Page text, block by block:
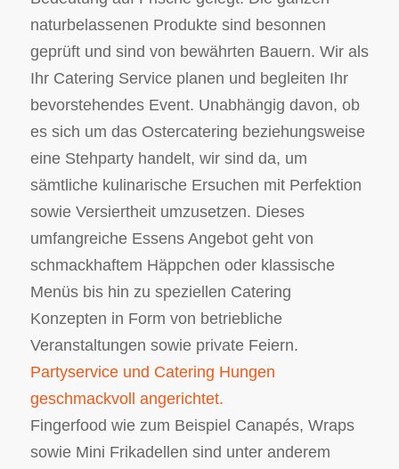
naturbelassenen Produkte sind besonnen
geprüft und sind von bewährten Bauern. Wir als
Ihr Catering Service planen und begleiten Ihr
bevorstehendes Event. Unabhängig davon, ob
es sich um das Ostercatering beziehungsweise
eine Stehparty handelt, wir sind da, um
sämtliche kulinarische Ersuchen mit Perfektion
sowie Versiertheit umzusetzen. Dieses
umfangreiche Essens Angebot geht von
schmackhaftem Häppchen oder klassische
Menüs bis hin zu speziellen Catering
Konzepten in Form von betriebliche
Veranstaltungen sowie private Feiern.
Partyservice und Catering Hungen
geschmackvoll angerichtet.
Fingerfood wie zum Beispiel Canapés, Wraps
sowie Mini Frikadellen sind unter anderem